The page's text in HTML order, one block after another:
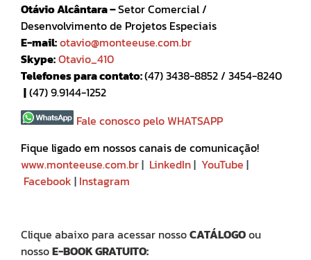
Otávio Alcântara –Setor Comercial /
Desenvolvimento de Projetos Especiais
E-mail:otavio@monteeuse.com.br
Skype:Otavio_410
Telefones para contato:(47) 3438-8852 / 3454-8240
|(47) 9.9144-1252
Fale conosco pelo WHATSAPP
Fique ligado em nossos canais de comunicação!
www.monteeuse.com.br| LinkedIn| YouTube |
Facebook | Instagram
Clique abaixo para acessar nossoCATÁLOGOou
nossoE-BOOK GRATUITO: